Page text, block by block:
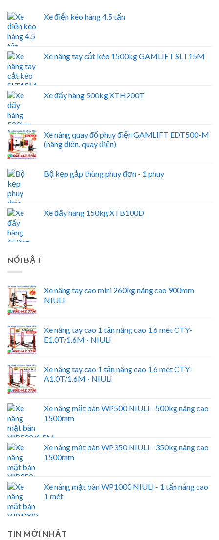
Xe điện kéo hàng 4.5 tấn
Xe nâng tay cắt kéo 1500kg GAMLIFT SLT15M
Xe đẩy hàng 500kg XTH200T
Xe nâng quay đổ phuy điện GAMLIFT EDT500-M
(nâng điện, quay điện)
Bộ kẹp gắp thùng phuy đơn - 1 phuy
Xe đẩy hàng 150kg XTB100D
NỔI BẬT
Xe nâng tay cao mini 260kg nâng cao 900mm
NIULI
Xe nâng tay cao 1 tấn nâng cao 1.6 mét CTY-
E1.0T/1.6M - NIULI
Xe nâng tay cao 1 tấn nâng cao 1.6 mét CTY-
A1.0T/1.6M - NIULI
Xe nâng mặt bàn WP500 NIULI - 500kg nâng cao
1500mm
Xe nâng mặt bàn WP350 NIULI - 350kg nâng cao
1500mm
Xe nâng mặt bàn WP1000 NIULI - 1 tấn nâng cao
1 mét
TIN MỚI NHẤT